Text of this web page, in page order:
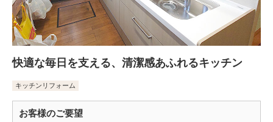
快適な毎日を支える、清潔感あふれるキッチン
キッチンリフォーム
お客様のご要望